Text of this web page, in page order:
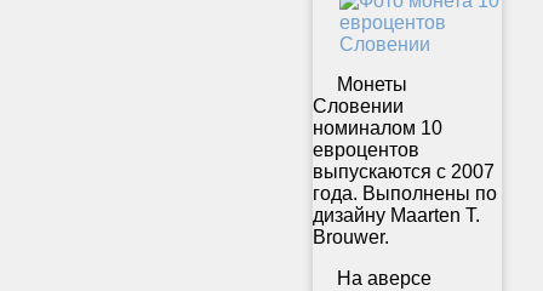
Монеты
Словении
номиналом 10
евроцентов
выпускаются с 2007
года. Выполнены по
дизайну Maarten T.
Brouwer.
На аверсе